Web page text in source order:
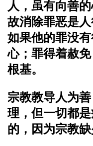
人，虽有向善
故消除罪恶是
如果他的罪没
心；罪得着赦
根基。
宗教教导人为
理，但一切都
的，因为宗教缺